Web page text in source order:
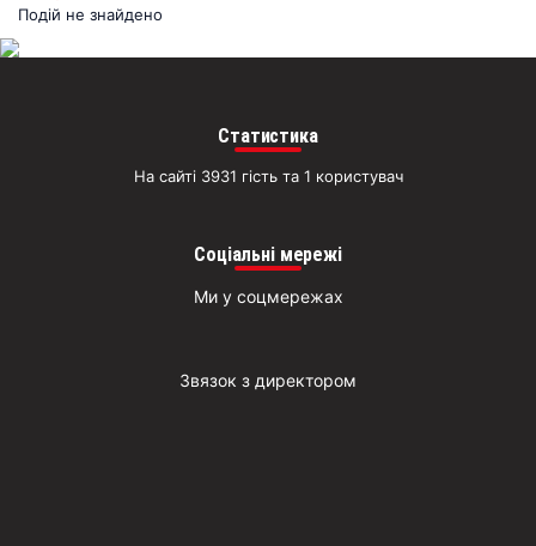
Подій не знайдено
Статистика
На сайті 3931 гість та 1 користувач
Соціальні мережі
Ми у соцмережах
Звязок з директором